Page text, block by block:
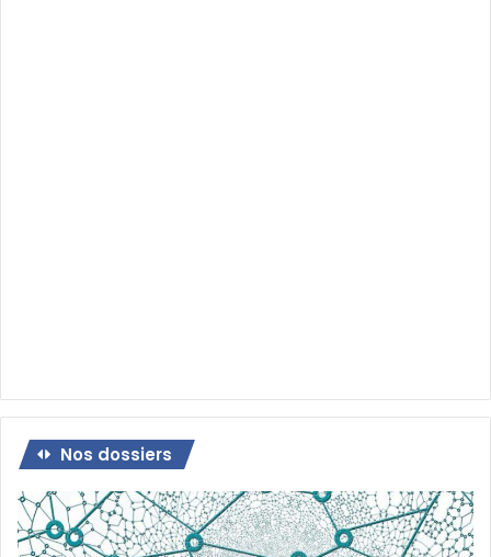
Nos dossiers
Dossier
:
Qu’est-